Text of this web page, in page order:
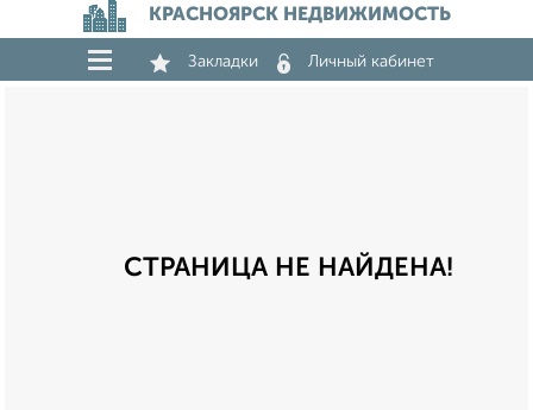
КРАСНОЯРСК НЕДВИЖИМОСТЬ
Закладки Личный кабинет
СТРАНИЦА НЕ НАЙДЕНА!